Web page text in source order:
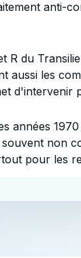
anti-
R du
aussi les
d'intervenir
années
non
pour les